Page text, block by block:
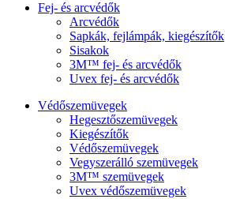
Fej- és arcvédők
Arcvédők
Sapkák, fejlámpák, kiegészítők
Sisakok
3M™ fej- és arcvédők
Uvex fej- és arcvédők
Védőszemüvegek
Hegesztőszemüvegek
Kiegészítők
Védőszemüvegek
Vegyszerálló szemüvegek
3M™ szemüvegek
Uvex védőszemüvegek